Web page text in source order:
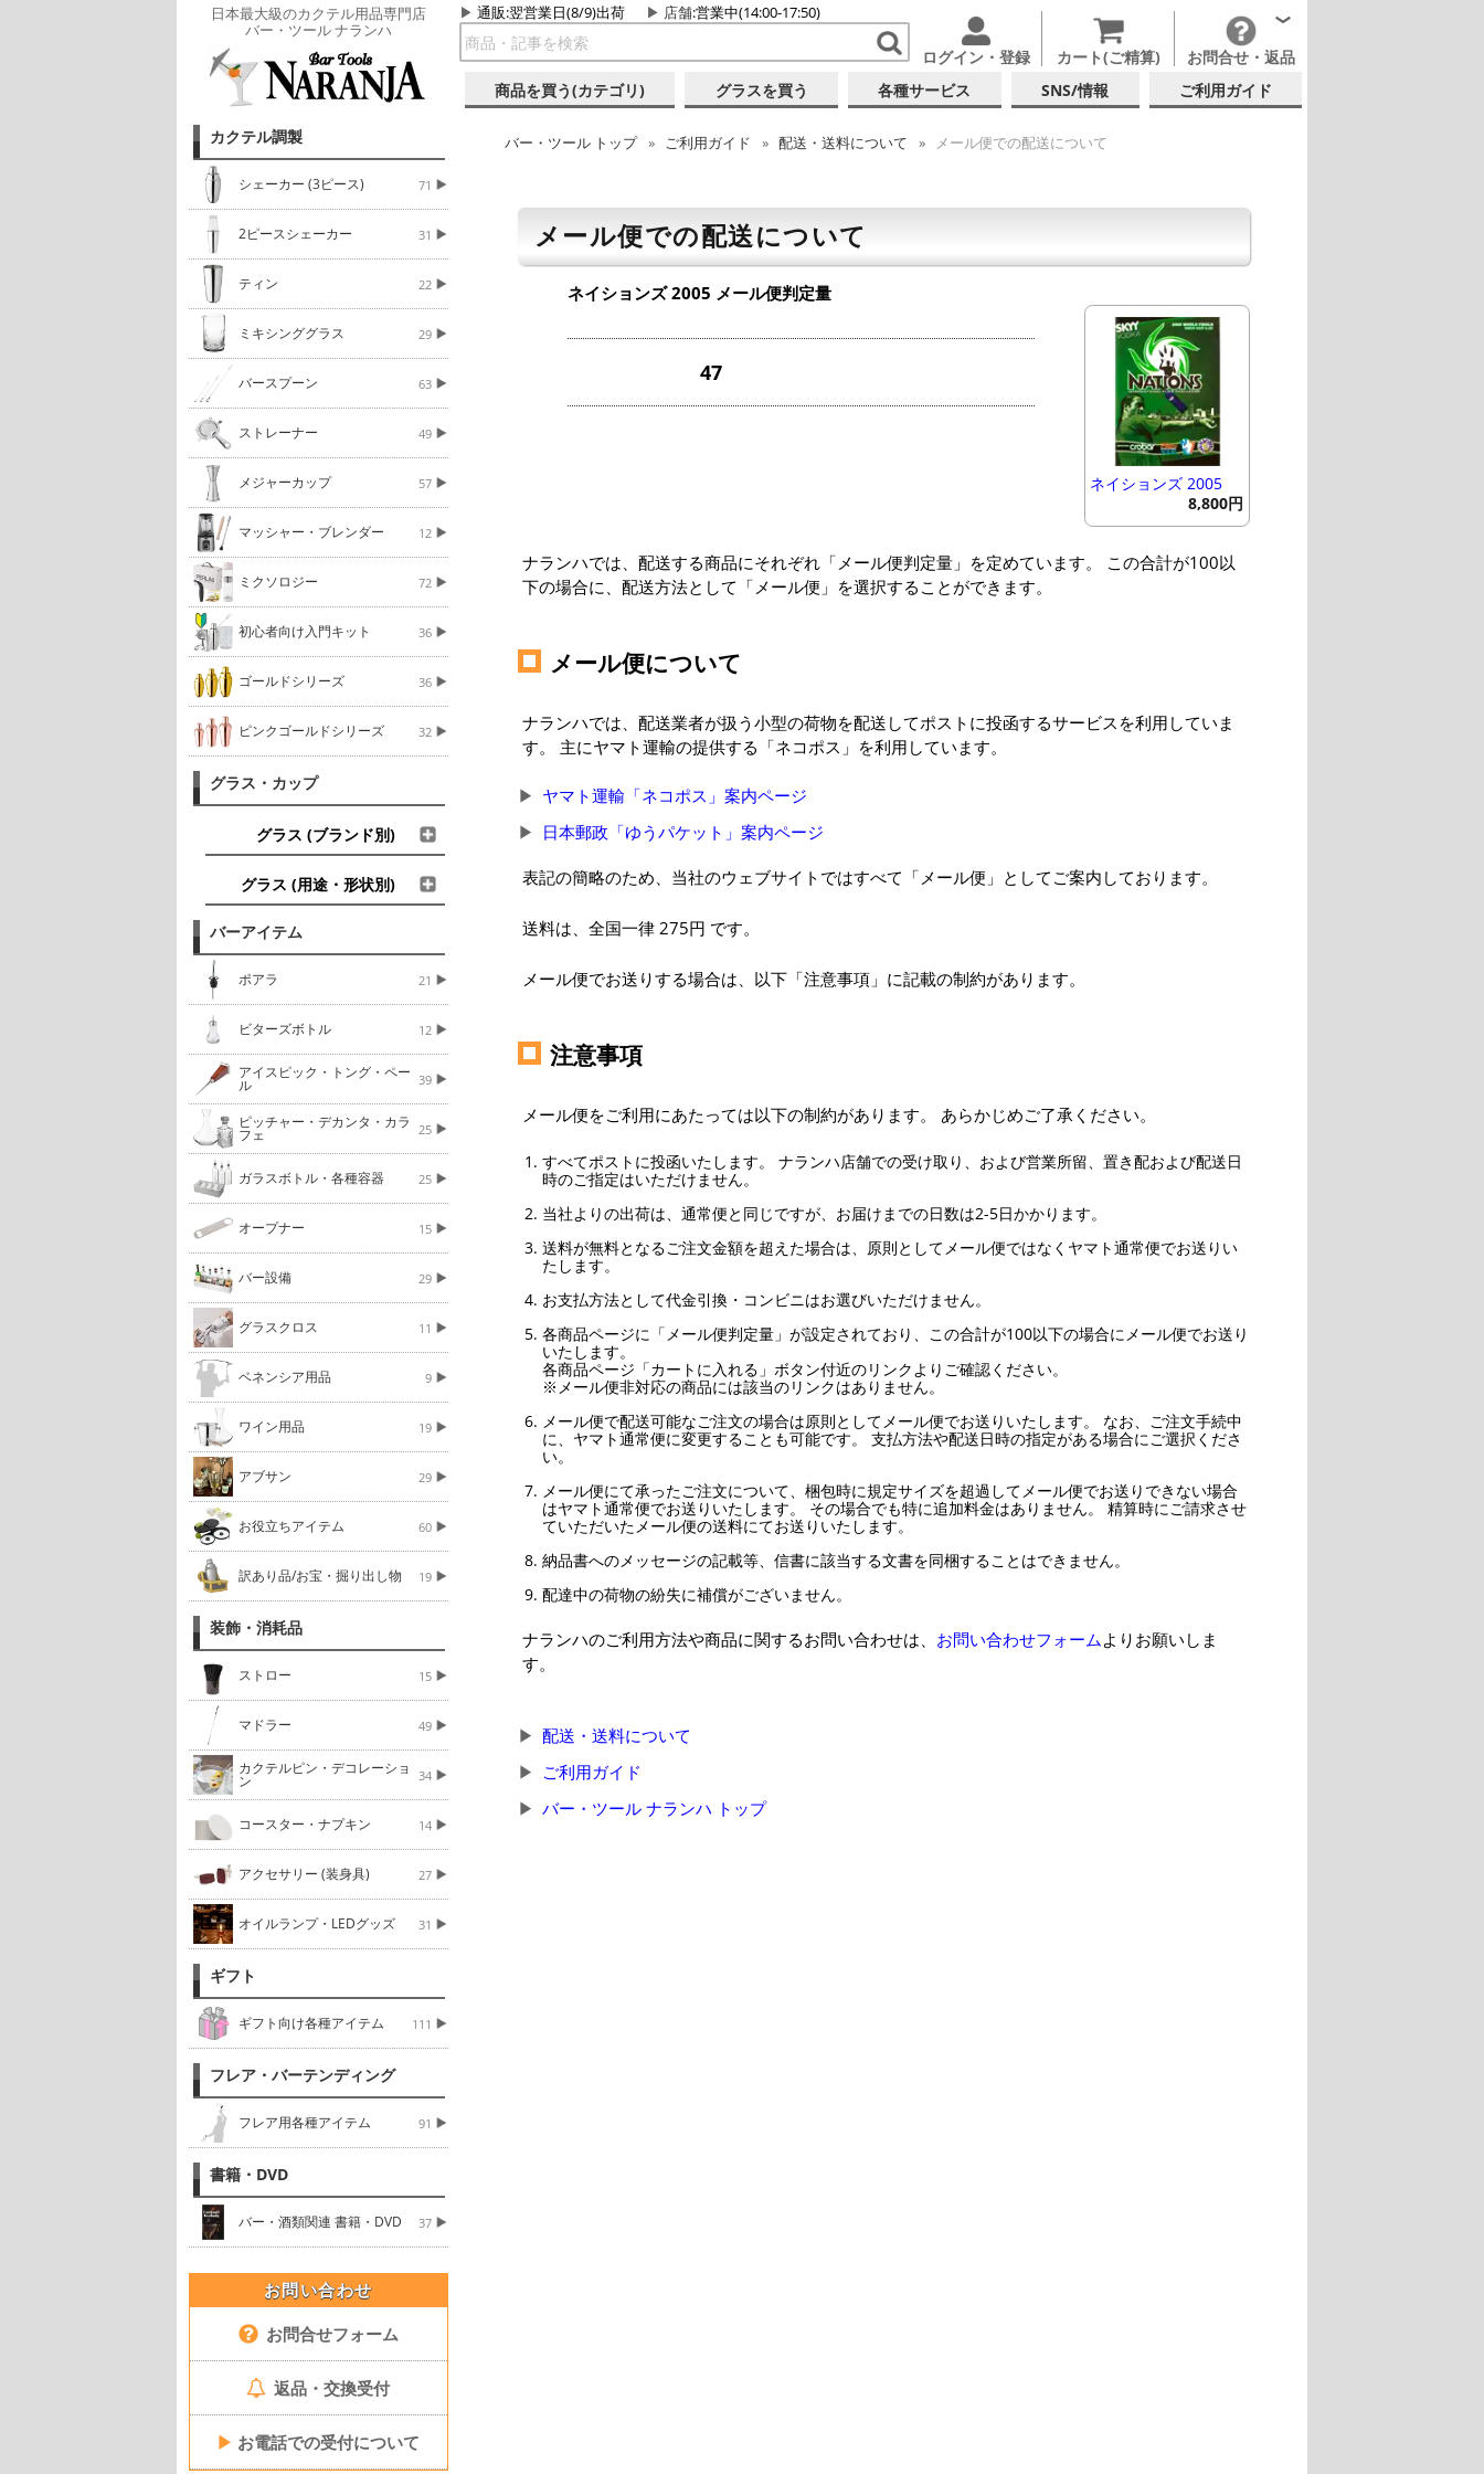
日本最大級のカクテル用品専門店
バー・ツール ナランハ
通販:翌営業日(8/9)出荷 店舗:営業中(14:00-17:50)
ログイン・登録 カート(ご精算) お問合せ・返品
商品を買う(カテゴリ) グラスを買う 各種サービス SNS/情報 ご利用ガイド
カクテル調製
シェーカー (3ピース) 71
2ピースシェーカー 31
ティン 22
ミキシンググラス 29
バースプーン 63
ストレーナー 49
メジャーカップ 57
マッシャー・ブレンダー 12
ミクソロジー 72
初心者向け入門キット 36
ゴールドシリーズ 36
ピンクゴールドシリーズ 32
グラス・カップ
グラス (ブランド別)
グラス (用途・形状別)
バーアイテム
ポアラ 21
ビターズボトル 12
アイスピック・トング・ペー
ル 39
ピッチャー・デカンタ・カラ
フェ 25
ガラスボトル・各種容器 25
オープナー 15
バー設備 29
グラスクロス 11
ベネンシア用品 9
ワイン用品 19
アブサン 29
お役立ちアイテム 60
訳あり品/お宝・掘り出し物 19
装飾・消耗品
ストロー 15
マドラー 49
カクテルピン・デコレーショ
ン 34
コースター・ナプキン 14
アクセサリー (装身具) 27
オイルランプ・LEDグッズ 31
ギフト
ギフト向け各種アイテム 111
フレア・バーテンディング
フレア用各種アイテム 91
書籍・DVD
バー・酒類関連 書籍・DVD 37
お問い合わせ
お問合せフォーム
返品・交換受付
▶ お電話での受付について
バー・ツールトップ ご利用ガイド 配送・送料について メール便での配送について
メール便での配送について
ネイションズ 2005 メール便判定量
47
ネイションズ 2005
8,800円
ナランハでは、配送する商品にそれぞれ「メール便判定量」を定めています。 この合計が100以
下の場合に、配送方法として「メール便」を選択することができます。
メール便について
ナランハでは、配送業者が扱う小型の荷物を配送してポストに投函するサービスを利用していま
す。 主にヤマト運輸の提供する「ネコポス」を利用しています。
ヤマト運輸「ネコポス」案内ページ
日本郵政「ゆうパケット」案内ページ
表記の簡略のため、当社のウェブサイトではすべて「メール便」としてご案内しております。
送料は、全国一律 275円 です。
メール便でお送りする場合は、以下「注意事項」に記載の制約があります。
注意事項
メール便をご利用にあたっては以下の制約があります。 あらかじめご了承ください。
すべてポストに投函いたします。 ナランハ店舗での受け取り、および営業所留、置き配および配送日
時のご指定はいただけません。
当社よりの出荷は、通常便と同じですが、お届けまでの日数は2-5日かかります。
送料が無料となるご注文金額を超えた場合は、原則としてメール便ではなくヤマト通常便でお送りい
たします。
お支払方法として代金引換・コンビニはお選びいただけません。
各商品ページに「メール便判定量」が設定されており、この合計が100以下の場合にメール便でお送り
いたします。
各商品ページ「カートに入れる」ボタン付近のリンクよりご確認ください。
※メール便非対応の商品には該当のリンクはありません。
メール便で配送可能なご注文の場合は原則としてメール便でお送りいたします。 なお、ご注文手続中
に、ヤマト通常便に変更することも可能です。 支払方法や配送日時の指定がある場合にご選択くださ
い。
メール便にて承ったご注文について、梱包時に規定サイズを超過してメール便でお送りできない場合
はヤマト通常便でお送りいたします。 その場合でも特に追加料金はありません。 精算時にご請求させ
ていただいたメール便の送料にてお送りいたします。
納品書へのメッセージの記載等、信書に該当する文書を同梱することはできません。
配達中の荷物の紛失に補償がございません。
ナランハのご利用方法や商品に関するお問い合わせは、 お問い合わせフォームよりお願いしま
す。
配送・送料について
ご利用ガイド
バー・ツール ナランハ トップ